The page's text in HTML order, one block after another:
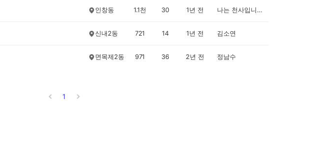
인창동 1.1천 30 1년 전 나는 천사입니다^^
신내2동 721 14 1년 전 김소연
면목제2동 971 36 2년 전 정남수
1